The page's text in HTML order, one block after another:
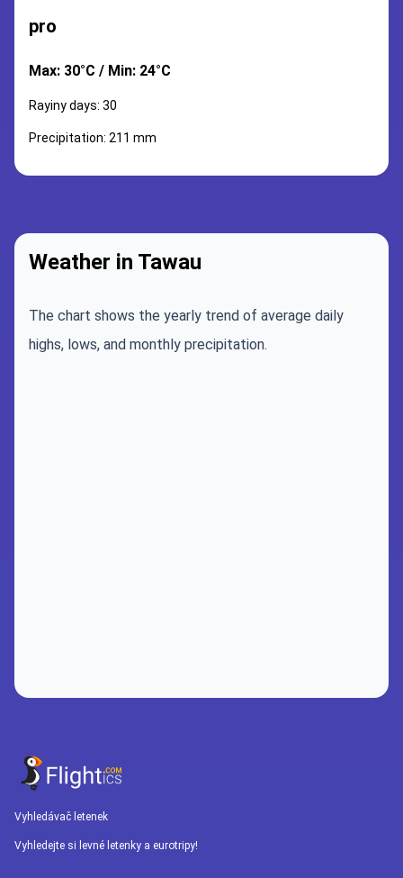
pro
Max: 30°C / Min: 24°C
Rayiny days: 30
Precipitation: 211 mm
Weather in Tawau
The chart shows the yearly trend of average daily
highs, lows, and monthly precipitation.
Vyhledávač letenek
Vyhledejte si levné letenky a eurotripy!